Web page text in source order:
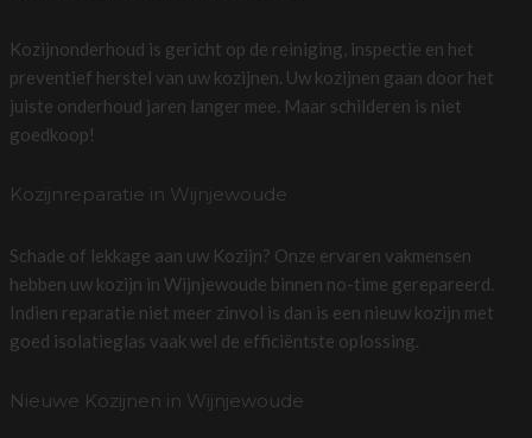
Kozijnonderhoud is gericht op de reiniging, inspectie en het
preventief herstel van uw kozijnen. Uw kozijnen gaan door het
juiste onderhoud jaren langer mee. Maar schilderen is niet
goedkoop!
Kozijnreparatie in Wijnjewoude
Schade of lekkage aan uw Kozijn? Onze ervaren vakmensen
hebben uw kozijn in Wijnjewoude binnen no-time gerepareerd.
Indien reparatie niet meer zinvol is dan is een nieuw kozijn met
goed isolatieglas vaak wel de efficiëntste oplossing.
Nieuwe Kozijnen in Wijnjewoude